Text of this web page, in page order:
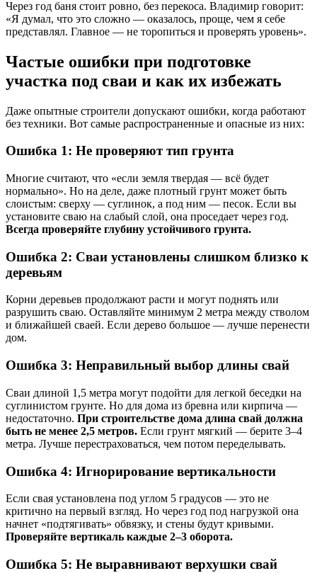
Через год баня стоит ровно, без перекоса. Владимир говорит:
«Я думал, что это сложно — оказалось, проще, чем я себе
представлял. Главное — не торопиться и проверять уровень».
Частые ошибки при подготовке
участка под сваи и как их избежать
Даже опытные строители допускают ошибки, когда работают
без техники. Вот самые распространенные и опасные из них:
Ошибка 1: Не проверяют тип грунта
Многие считают, что «если земля твердая — всё будет
нормально». Но на деле, даже плотный грунт может быть
слоистым: сверху — суглинок, а под ним — песок. Если вы
установите сваю на слабый слой, она проседает через год.
Всегда проверяйте глубину устойчивого грунта.
Ошибка 2: Сваи установлены слишком близко к
деревьям
Корни деревьев продолжают расти и могут поднять или
разрушить сваю. Оставляйте минимум 2 метра между стволом
и ближайшей сваей. Если дерево большое — лучше перенести
дом.
Ошибка 3: Неправильный выбор длины свай
Сваи длиной 1,5 метра могут подойти для легкой беседки на
суглинистом грунте. Но для дома из бревна или кирпича —
недостаточно. При строительстве дома длина свай должна
быть не менее 2,5 метров. Если грунт мягкий — берите 3–4
метра. Лучше перестраховаться, чем потом переделывать.
Ошибка 4: Игнорирование вертикальности
Если свая установлена под углом 5 градусов — это не
критично на первый взгляд. Но через год под нагрузкой она
начнет «подтягивать» обвязку, и стены будут кривыми.
Проверяйте вертикаль каждые 2–3 оборота.
Ошибка 5: Не выравнивают верхушки свай